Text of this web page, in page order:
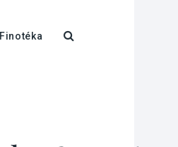
Finotéka